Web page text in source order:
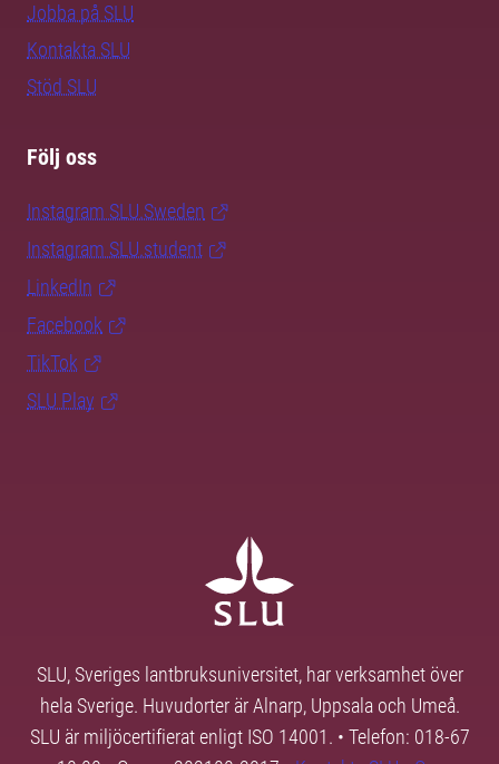
Jobba på SLU
Kontakta SLU
Stöd SLU
Följ oss
Instagram SLU.Sweden
Instagram SLU.student
LinkedIn
Facebook
TikTok
SLU Play
SLU, Sveriges lantbruksuniversitet, har verksamhet över
hela Sverige. Huvudorter är Alnarp, Uppsala och Umeå.
SLU är miljöcertifierat enligt ISO 14001. • Telefon: 018-67